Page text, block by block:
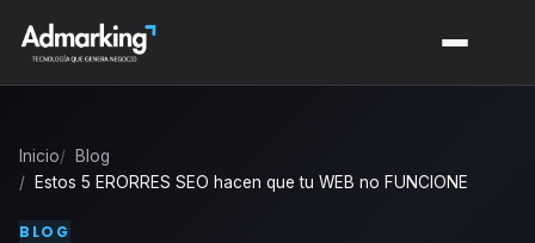
Inicio
Blog
Estos 5 ERORRES SEO hacen que tu WEB no FUNCIONE
BLOG